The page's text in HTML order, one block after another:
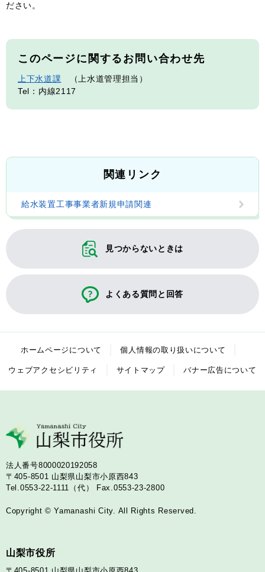
ださい。
このページに関するお問い合わせ先
上下水道課
上水道管理担当
Tel：内線2117
関連リンク
給水装置工事事業者新規申請関連
見つからないときは
よくある質問と回答
ホームページについて 個人情報の取り扱いについて
ウェブアクセシビリティ サイトマップ バナー広告について
法人番号8000020192058
〒405-8501 山梨県山梨市小原西843
Tel.0553-22-1111（代）
Fax.0553-23-2800
Copyright © Yamanashi City. All Rights Reserved.
山梨市役所